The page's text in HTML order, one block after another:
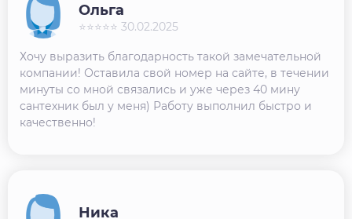
Хочу выразить благодарность такой замечательной
компании! Оставила свой номер на сайте, в течении
минуты со мной связались и уже через 40 мину
сантехник был у меня) Работу выполнил быстро и
качественно!
Ольга
⭐⭐⭐⭐⭐ 30.02.2025
Ника